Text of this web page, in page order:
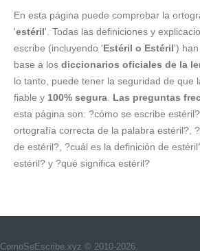
En esta página puede comprobar la
'estéril'. Todas las definiciones y
escribe (incluyendo 'Estéril o Estéril')
base a los diccionarios oficiales de la
lo tanto, puede tener la seguridad de que
fiable y 100% segura Las preguntas
esta página son: ?cómo se escribe
ortografía correcta de la palabra estéril?,
de estéril?, ?cuál es la definición de
estéril? y ?qué significa estéril?
ComoSeEscribe.xyz © 2010-2026.